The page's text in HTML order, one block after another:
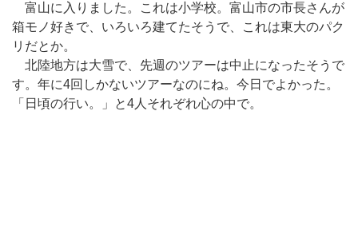
富山に入りました。これは小学校。富山市の市長さんが
箱モノ好きで、いろいろ建てたそうで、これは東大のパク
リだとか。
北陸地方は大雪で、先週のツアーは中止になったそうで
す。年に4回しかないツアーなのにね。今日でよかった。
「日頃の行い。」と4人それぞれ心の中で。